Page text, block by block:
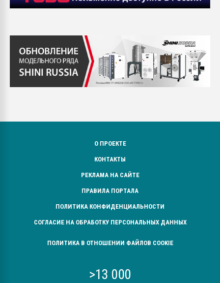
О ПРОЕКТЕ
КОНТАКТЫ
РЕКЛАМА НА САЙТЕ
ПРАВИЛА ПОРТАЛА
ПОЛИТИКА КОНФИДЕНЦИАЛЬНОСТИ
СОГЛАСИЕ НА ОБРАБОТКУ ПЕРСОНАЛЬНЫХ ДАННЫХ
ПОЛИТИКА В ОТНОШЕНИИ ФАЙЛОВ COOKIE
>13 000